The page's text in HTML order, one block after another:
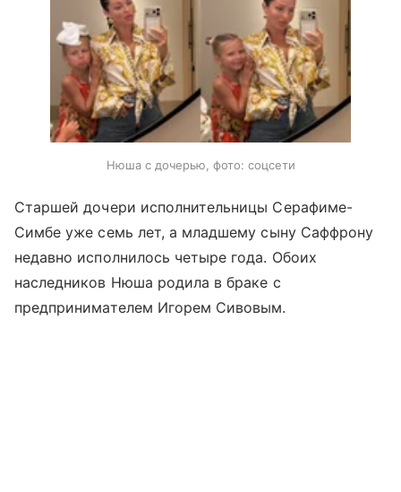
Нюша с дочерью, фото: соцсети
Старшей дочери исполнительницы Серафиме-
Симбе уже семь лет, а младшему сыну Саффрону
недавно исполнилось четыре года. Обоих
наследников Нюша родила в браке с
предпринимателем Игорем Сивовым.